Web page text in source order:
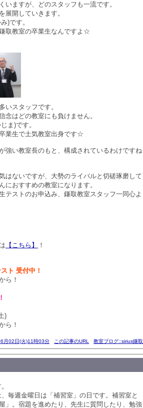
いますが、どのスタッフも一流です。
展開していきます。
)です。
取教室の卒業生なんですよ☆
いスタッフです。
念はどの教室にも負けません。
ま)です。
業生で土気教室出身です☆
強い教室長のもと、構成されているわけですね
はないですが、大勢のライバルと切磋琢磨して
におすすめの教室になります。
テストのお申込み、鎌取教室スタッフ一同心よ
【こちら】 ！
ト 受付中！
ら！
)
ら！
月02日(火)11時03分 この記事のURL 教室ブログ::sirius鎌取
毎週金曜日は「補習室」の日です。補習室と
」。宿題を進めたり、先生に質問したり、勉強